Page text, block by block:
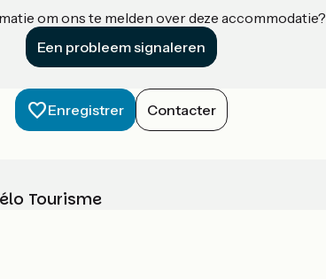
om ons te melden over deze accommodatie?
Een probleem signaleren
Enregistrer Contacter
Tourisme